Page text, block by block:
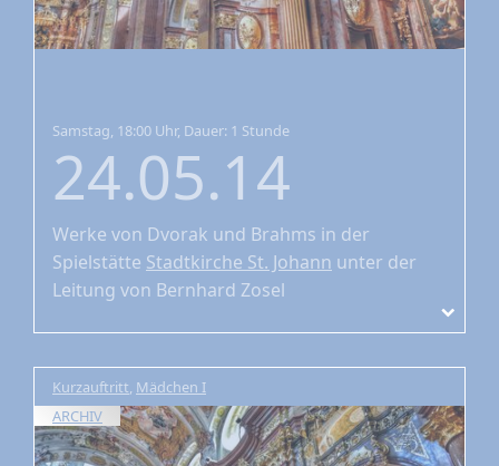
Samstag, 18:00 Uhr, Dauer: 1 Stunde
24.05.14
Werke von Dvorak und Brahms in der
Spielstätte Stadtkirche St. Johann unter der
Leitung von Bernhard Zosel
Kurzauftritt Mädchen I
ARCHIV